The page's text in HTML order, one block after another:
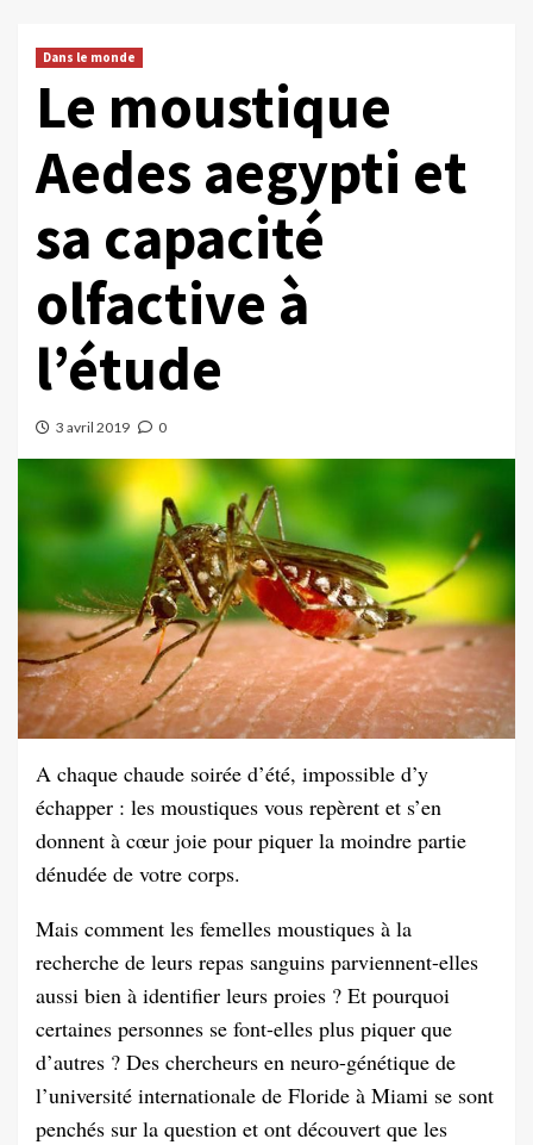
Dans le monde
Le moustique
Aedes aegypti et
sa capacité
olfactive à
l’étude
3 avril 2019 0
A chaque chaude soirée d’été, impossible d’y
échapper : les moustiques vous repèrent et s’en
donnent à cœur joie pour piquer la moindre partie
dénudée de votre corps.
Mais comment les femelles moustiques à la
recherche de leurs repas sanguins parviennent-elles
aussi bien à identifier leurs proies ? Et pourquoi
certaines personnes se font-elles plus piquer que
d’autres ? Des chercheurs en neuro-génétique de
l’université internationale de Floride à Miami se sont
penchés sur la question et ont découvert que les